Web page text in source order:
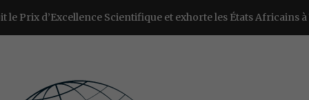
Scientifique et exhorte les États Africains à Valoriser la